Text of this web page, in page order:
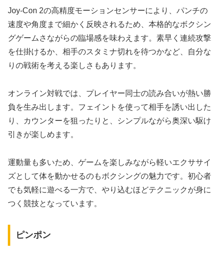
Joy-Con 2の高精度モーションセンサーにより、パンチの
速度や角度まで細かく反映されるため、本格的なボクシン
グゲームさながらの臨場感を味わえます。素早く連続攻撃
を仕掛けるか、相手のスタミナ切れを待つかなど、自分な
りの戦術を考える楽しさもあります。
オンライン対戦では、プレイヤー同士の読み合いが熱い勝
負を生み出します。フェイントを使って相手を誘い出した
り、カウンターを狙ったりと、シンプルながら奥深い駆け
引きが楽しめます。
運動量も多いため、ゲームを楽しみながら軽いエクササイ
ズとして体を動かせるのもボクシングの魅力です。初心者
でも気軽に遊べる一方で、やり込むほどテクニックが身に
つく競技となっています。
ピンポン